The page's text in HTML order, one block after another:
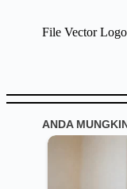
File Vector